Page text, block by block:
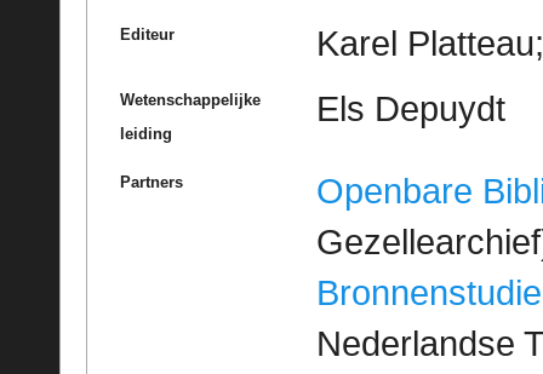
Editeur Karel
Wetenschappelijke
leiding
Els Depuydt
Partners
Openbare
Bronnenstudie
Nederlandse